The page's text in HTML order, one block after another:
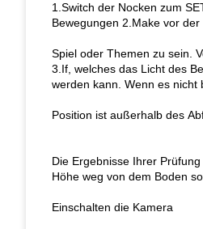
1.Switch der Nocken zum
Bewegungen 2.Make vor
Spiel oder Themen zu sein.
3.If, welches das Licht des
werden kann. Wenn es nicht
Position ist außerhalb des
Die Ergebnisse Ihrer
Höhe weg von dem Boden
Einschalten die Kamera